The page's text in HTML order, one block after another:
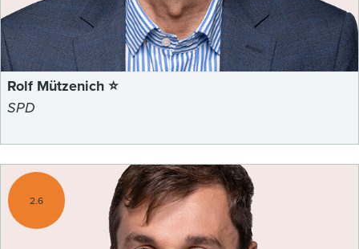
Rolf Mützenich ⭐
SPD
2.6